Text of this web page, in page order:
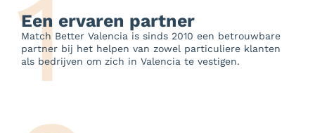
1
Een ervaren partner
Match Better Valencia is sinds 2010 een betrouwbare
partner bij het helpen van zowel particuliere klanten
als bedrijven om zich in Valencia te vestigen.